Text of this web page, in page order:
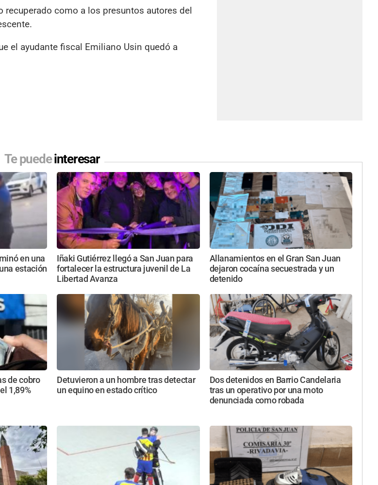
como a los presuntos autores del
el ayudante fiscal Emiliano Usin quedó a
Te puedeinteresar
en una
estación
Iñaki Gutiérrez llegó a San Juan para
fortalecer la estructura juvenil de La
Libertad Avanza
Allanamientos en el Gran San Juan
dejaron cocaína secuestrada y un
detenido
de cobro
1,89%
Detuvieron a un hombre tras detectar
un equino en estado crítico
Dos detenidos en Barrio Candelaria
tras un operativo por una moto
denunciada como robada